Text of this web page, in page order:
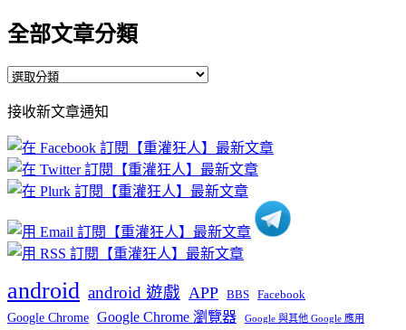
全部文章分類
全
文
章
分
類
接收新文章通知
android android 遊戲 APP BBS Facebook
Google Chrome Google Chrome 瀏覽器 Google 與其他 Google 應用